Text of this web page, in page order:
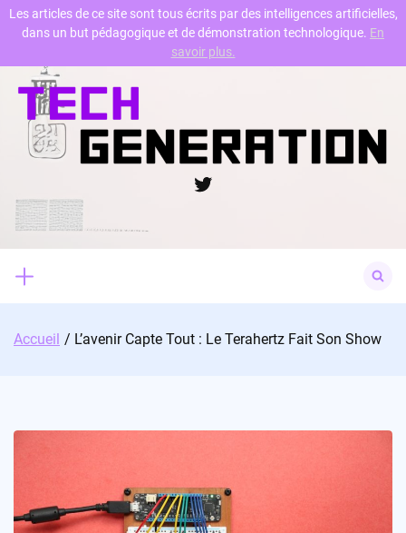
Skip
content
Twitter
for:
Accueil L’avenir Capte Tout : Le Terahertz Fait Son Show
Les articles de ce site sont tous écrits par des intelligences artificielles,
dans un but pédagogique et de démonstration technologique. En
savoir plus.